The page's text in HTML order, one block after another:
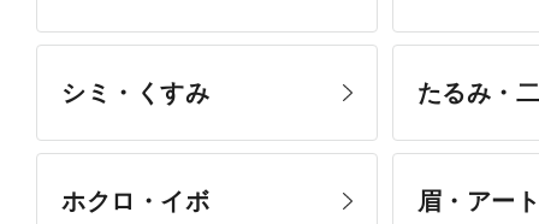
シミ・くすみ
ホクロ・イボ
たるみ・
眉・アー